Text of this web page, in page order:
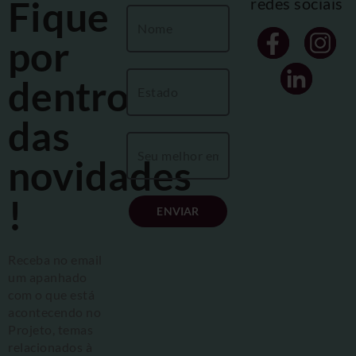
Fique
por
dentro
das
novidades
!
ENVIAR